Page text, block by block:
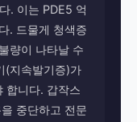
. 이는 PDE5 억
. 드물게 청색증
량이 나타날 수
(지속발기증)가
합니다. 갑작스
중단하고 전문